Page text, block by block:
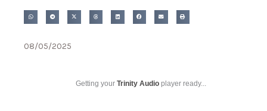
08/05/2025
Getting your Trinity Audio player ready...